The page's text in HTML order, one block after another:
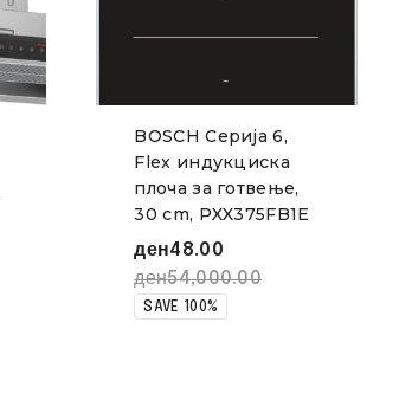
BOSCH Серија 6,
Flex индукциска
плоча за готвење,
30 cm, PXX375FB1E
ден48.00
ден54,000.00
SAVE 100%